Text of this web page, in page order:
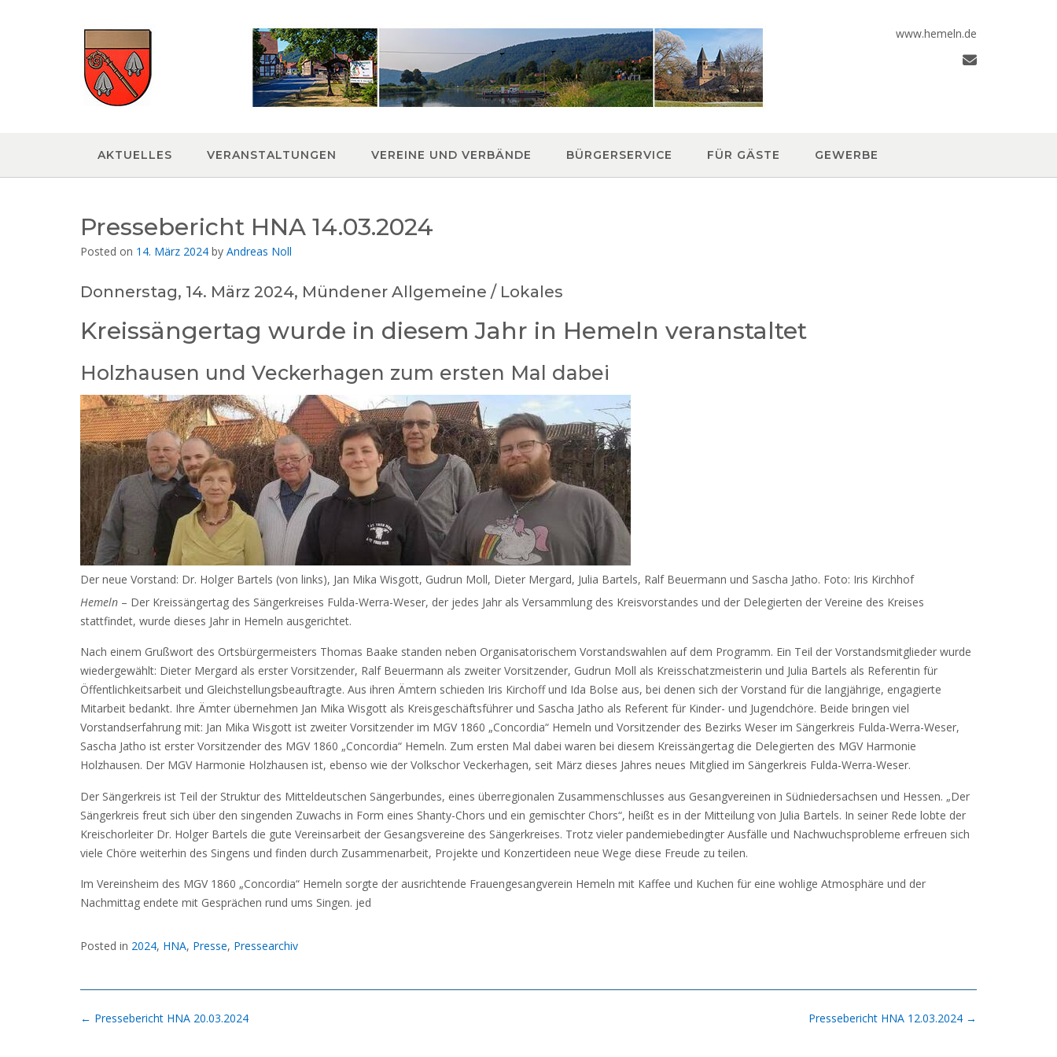
www.hemeln.de
AKTUELLES VERANSTALTUNGEN VEREINE UND VERBÄNDE BÜRGERSERVICE FÜR GÄSTE GEWERBE
Pressebericht HNA 14.03.2024
Posted on 14. März 2024 by Andreas Noll
Donnerstag, 14. März 2024, Mündener Allgemeine / Lokales
Kreissängertag wurde in diesem Jahr in Hemeln veranstaltet
Holzhausen und Veckerhagen zum ersten Mal dabei
Der neue Vorstand: Dr. Holger Bartels (von links), Jan Mika Wisgott, Gudrun Moll, Dieter Mergard, Julia Bartels, Ralf Beuermann und Sascha Jatho. Foto: Iris Kirchhof
Hemeln – Der Kreissängertag des Sängerkreises Fulda-Werra-Weser, der jedes Jahr als Versammlung des Kreisvorstandes und der Delegierten der Vereine des Kreises
stattfindet, wurde dieses Jahr in Hemeln ausgerichtet.
Nach einem Grußwort des Ortsbürgermeisters Thomas Baake standen neben Organisatorischem Vorstandswahlen auf dem Programm. Ein Teil der Vorstandsmitglieder wurde
wiedergewählt: Dieter Mergard als erster Vorsitzender, Ralf Beuermann als zweiter Vorsitzender, Gudrun Moll als Kreisschatzmeisterin und Julia Bartels als Referentin für
Öffentlichkeitsarbeit und Gleichstellungsbeauftragte. Aus ihren Ämtern schieden Iris Kirchoff und Ida Bolse aus, bei denen sich der Vorstand für die langjährige, engagierte
Mitarbeit bedankt. Ihre Ämter übernehmen Jan Mika Wisgott als Kreisgeschäftsführer und Sascha Jatho als Referent für Kinder- und Jugendchöre. Beide bringen viel
Vorstandserfahrung mit: Jan Mika Wisgott ist zweiter Vorsitzender im MGV 1860 „Concordia“ Hemeln und Vorsitzender des Bezirks Weser im Sängerkreis Fulda-Werra-Weser,
Sascha Jatho ist erster Vorsitzender des MGV 1860 „Concordia“ Hemeln. Zum ersten Mal dabei waren bei diesem Kreissängertag die Delegierten des MGV Harmonie
Holzhausen. Der MGV Harmonie Holzhausen ist, ebenso wie der Volkschor Veckerhagen, seit März dieses Jahres neues Mitglied im Sängerkreis Fulda-Werra-Weser.
Der Sängerkreis ist Teil der Struktur des Mitteldeutschen Sängerbundes, eines überregionalen Zusammenschlusses aus Gesangvereinen in Südniedersachsen und Hessen. „Der
Sängerkreis freut sich über den singenden Zuwachs in Form eines Shanty-Chors und ein gemischter Chors“, heißt es in der Mitteilung von Julia Bartels. In seiner Rede lobte der
Kreischorleiter Dr. Holger Bartels die gute Vereinsarbeit der Gesangsvereine des Sängerkreises. Trotz vieler pandemiebedingter Ausfälle und Nachwuchsprobleme erfreuen sich
viele Chöre weiterhin des Singens und finden durch Zusammenarbeit, Projekte und Konzertideen neue Wege diese Freude zu teilen.
Im Vereinsheim des MGV 1860 „Concordia“ Hemeln sorgte der ausrichtende Frauengesangverein Hemeln mit Kaffee und Kuchen für eine wohlige Atmosphäre und der
Nachmittag endete mit Gesprächen rund ums Singen. jed
Posted in 2024, HNA, Presse, Pressearchiv
Post
Pressebericht HNA 12.03.2024 →
← Pressebericht HNA 20.03.2024